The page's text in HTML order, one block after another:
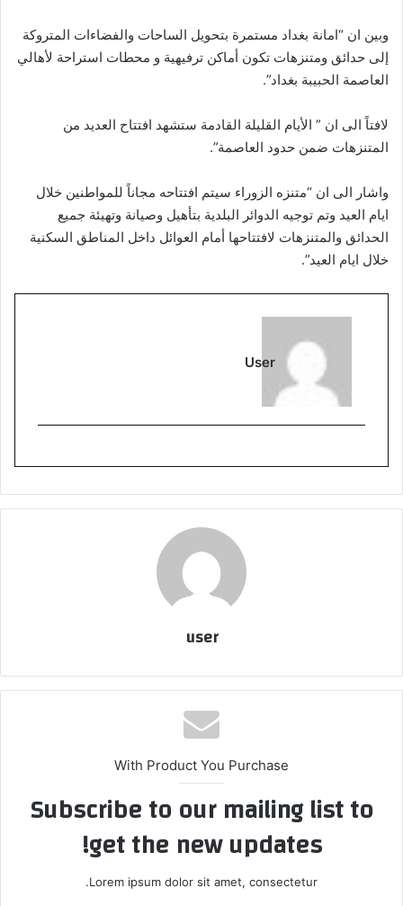
وبين ان “امانة بغداد مستمرة بتحويل الساحات والفضاءات المتروكة
إلى حدائق ومتنزهات تكون أماكن ترفيهية و محطات استراحة لأهالي
العاصمة الحبيبة بغداد”.
لافتاً الى ان ” الأيام القليلة القادمة ستشهد افتتاح العديد من
المتنزهات ضمن حدود العاصمة”.
واشار الى ان “متنزه الزوراء سيتم افتتاحه مجاناً للمواطنين خلال
ايام العيد وتم توجيه الدوائر البلدية بتأهيل وصيانة وتهيئة جميع
الحدائق والمتنزهات لافتتاحها أمام العوائل داخل المناطق السكنية
خلال ايام العيد”.
User
user
With Product You Purchase
Subscribe to our mailing list to
get the new updates!
Lorem ipsum dolor sit amet, consectetur.